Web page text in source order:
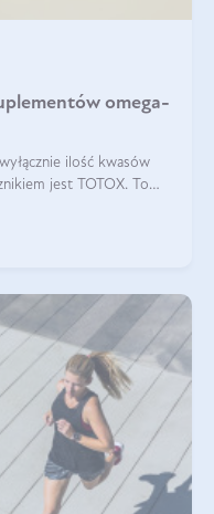
omega-
ilość kwasów
jest TOTOX. To